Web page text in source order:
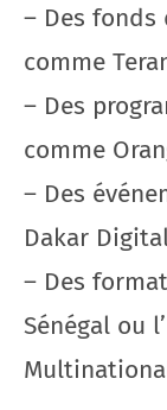
– Des fonds
comme
– Des
comme
– Des
Dakar
– Des
Sénégal ou